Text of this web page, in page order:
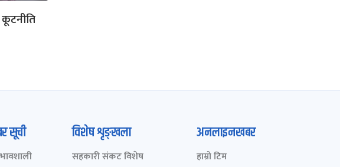
कूटनीति
सूची विशेष शृङ्खला
सहकारी संकट विशेष
अनलाइनखबर
हाम्रो टिम